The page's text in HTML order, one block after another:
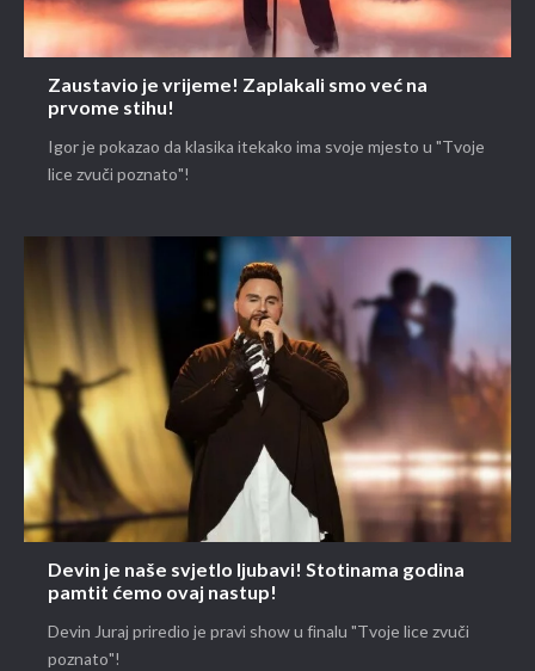
Zaustavio je vrijeme! Zaplakali smo već na
prvome stihu!
Igor je pokazao da klasika itekako ima svoje mjesto u "Tvoje
lice zvuči poznato"!
Devin je naše svjetlo ljubavi! Stotinama godina
pamtit ćemo ovaj nastup!
Devin Juraj priredio je pravi show u finalu "Tvoje lice zvuči
poznato"!